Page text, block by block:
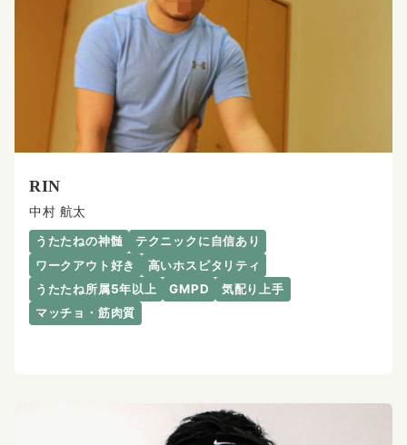
RIN
中村 航太
うたたねの神髄
テクニックに自信あり
ワークアウト好き
高いホスピタリティ
うたたね所属5年以上
GMPD
気配り上手
マッチョ・筋肉質